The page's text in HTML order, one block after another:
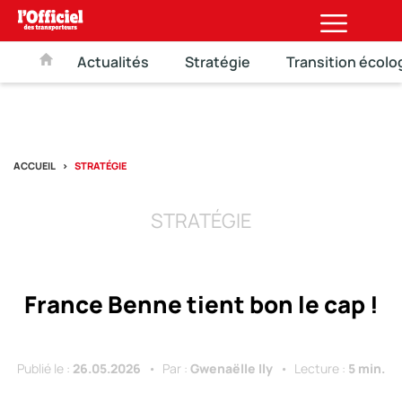
Actualités Stratégie Transition
ACCUEIL STRATÉGIE
STRATÉGIE
France Benne tient bon le cap !
Publié le : 26.05.2026 Par : Gwenaëlle Ily Lecture : 5 min.